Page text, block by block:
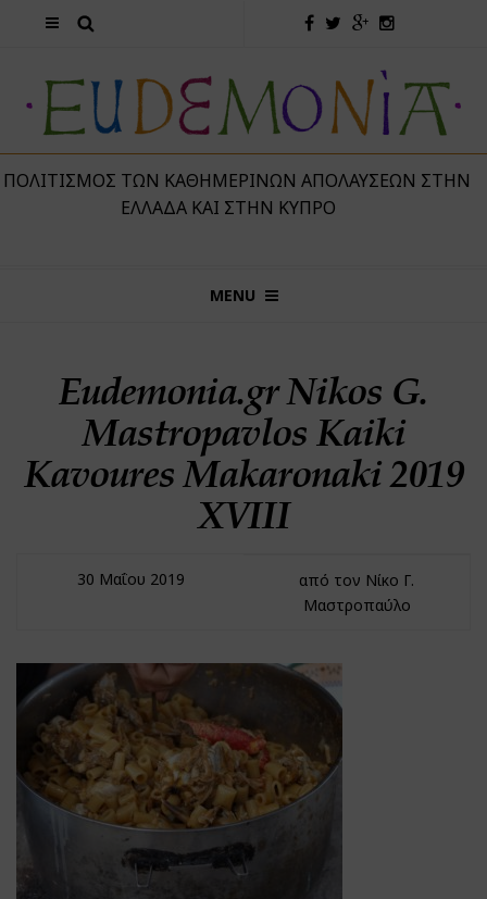
ΤΩΝ ΚΑΘΗΜΕΡΙΝΏΝ ΑΠΟΛΑΎΣΕΩΝ ΣΤΗΝ
ΕΛΛΆΔΑ ΚΑΙ ΣΤΗΝ ΚΎΠΡΟ
MENU
Eudemonia.gr Nikos G.
Mastropavlos Kaiki
Kavoures Makaronaki 2019
XVIΙΙ
30 Μαΐου 2019
από τον Νίκο Γ.
Μαστροπαύλο